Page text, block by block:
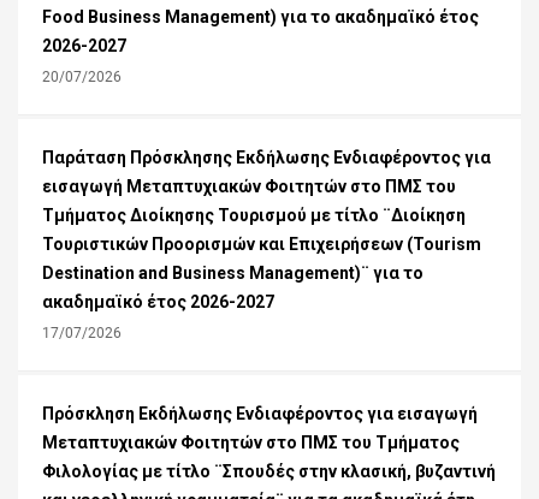
Food Business Management) για το ακαδημαϊκό έτος
2026-2027
20/07/2026
Παράταση Πρόσκλησης Εκδήλωσης Ενδιαφέροντος για
εισαγωγή Μεταπτυχιακών Φοιτητών στο ΠΜΣ του
Τμήματος Διοίκησης Τουρισμού με τίτλο ¨Διοίκηση
Τουριστικών Προορισμών και Επιχειρήσεων (Tourism
Destination and Business Management)¨ για το
ακαδημαϊκό έτος 2026-2027
17/07/2026
Πρόσκληση Εκδήλωσης Ενδιαφέροντος για εισαγωγή
Μεταπτυχιακών Φοιτητών στο ΠΜΣ του Τμήματος
Φιλολογίας με τίτλο ¨Σπουδές στην κλασική, βυζαντινή